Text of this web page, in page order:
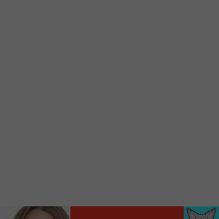
locale vous sont maintenant accessibles en un clic!